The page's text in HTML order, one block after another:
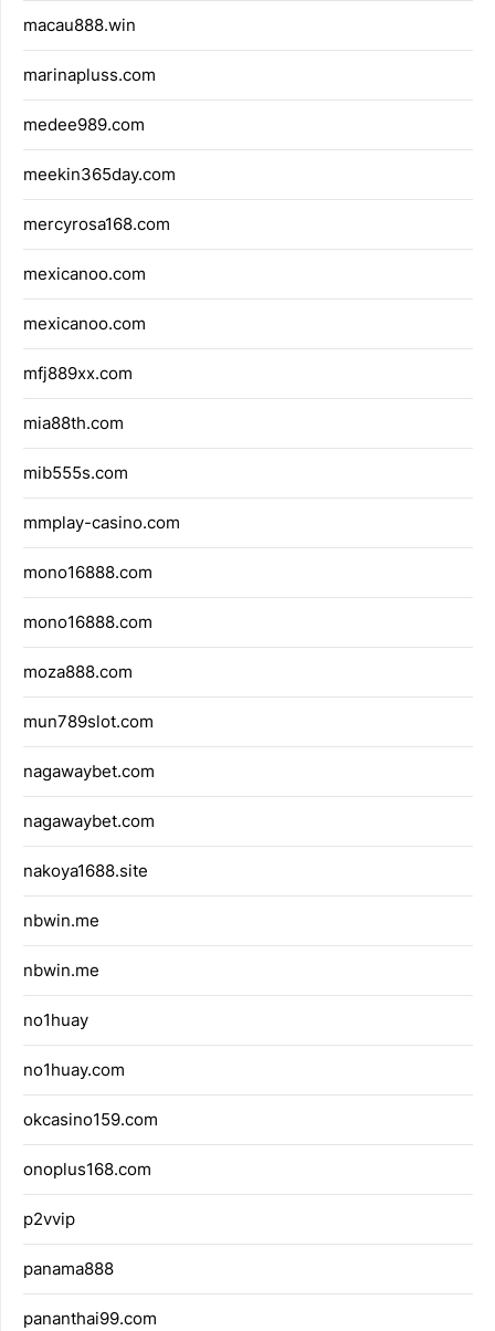
macau888.win
marinapluss.com
medee989.com
meekin365day.com
mercyrosa168.com
mexicanoo.com
mexicanoo.com
mfj889xx.com
mia88th.com
mib555s.com
mmplay-casino.com
mono16888.com
mono16888.com
moza888.com
mun789slot.com
nagawaybet.com
nagawaybet.com
nakoya1688.site
nbwin.me
nbwin.me
no1huay
no1huay.com
okcasino159.com
onoplus168.com
p2vvip
panama888
pananthai99.com